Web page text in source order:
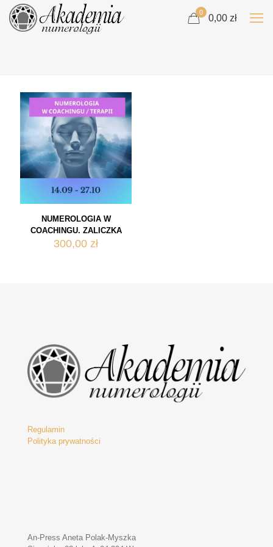
0
0,00 zł
NUMEROLOGIA W
COACHINGU. ZALICZKA
300,00zł
Regulamin
Polityka prywatności
An-Press Aneta Polak-Myszka